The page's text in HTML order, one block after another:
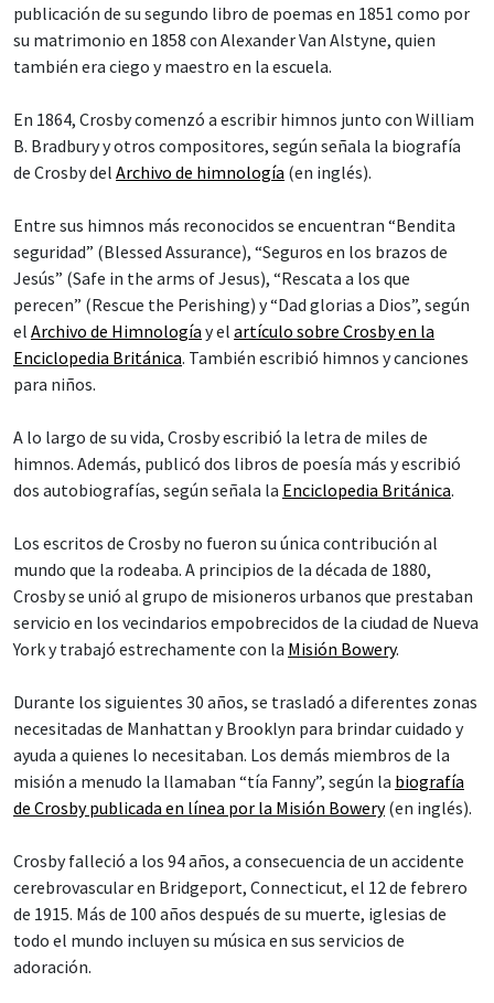
publicación de su segundo libro de poemas en 1851 como por
su matrimonio en 1858 con Alexander Van Alstyne, quien
también era ciego y maestro en la escuela.
En 1864, Crosby comenzó a escribir himnos junto con William
B. Bradbury y otros compositores, según señala la biografía
de Crosby del Archivo de himnología (en inglés).
Entre sus himnos más reconocidos se encuentran “Bendita
seguridad” (Blessed Assurance), “Seguros en los brazos de
Jesús” (Safe in the arms of Jesus), “Rescata a los que
perecen” (Rescue the Perishing) y “Dad glorias a Dios”, según
el Archivo de Himnología y el artículo sobre Crosby en la
Enciclopedia Británica. También escribió himnos y canciones
para niños.
A lo largo de su vida, Crosby escribió la letra de miles de
himnos. Además, publicó dos libros de poesía más y escribió
dos autobiografías, según señala la Enciclopedia Británica.
Los escritos de Crosby no fueron su única contribución al
mundo que la rodeaba. A principios de la década de 1880,
Crosby se unió al grupo de misioneros urbanos que prestaban
servicio en los vecindarios empobrecidos de la ciudad de Nueva
York y trabajó estrechamente con la Misión Bowery.
Durante los siguientes 30 años, se trasladó a diferentes zonas
necesitadas de Manhattan y Brooklyn para brindar cuidado y
ayuda a quienes lo necesitaban. Los demás miembros de la
misión a menudo la llamaban “tía Fanny”, según la biografía
de Crosby publicada en línea por la Misión Bowery(en inglés).
Crosby falleció a los 94 años, a consecuencia de un accidente
cerebrovascular en Bridgeport, Connecticut, el 12 de febrero
de 1915. Más de 100 años después de su muerte, iglesias de
todo el mundo incluyen su música en sus servicios de
adoración.